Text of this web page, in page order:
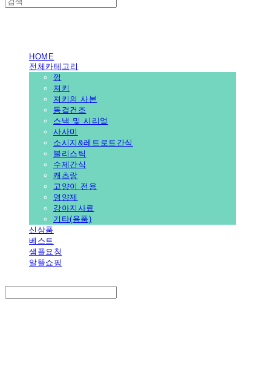
HOME
전체카테고리
껌
져키
져키의 사본
동결건조
스낵 및 시리얼
사사미
소시지&레트로트간식
불리스틱
수제간식
캐츠랑
고양이 전용
영양제
강아지사료
기타(용품)
신상품
베스트
샘플요청
알뜰쇼핑